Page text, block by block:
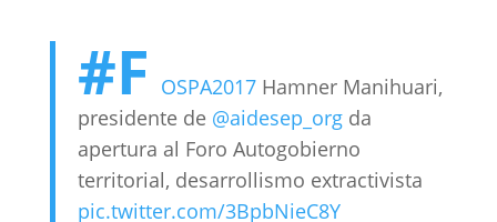
#F OSPA2017Hamner Manihuari,
presidente de @aidesep_orgda
apertura al Foro Autogobierno
territorial, desarrollismo extractivista
pic.twitter.com/3BpbNieC8Y